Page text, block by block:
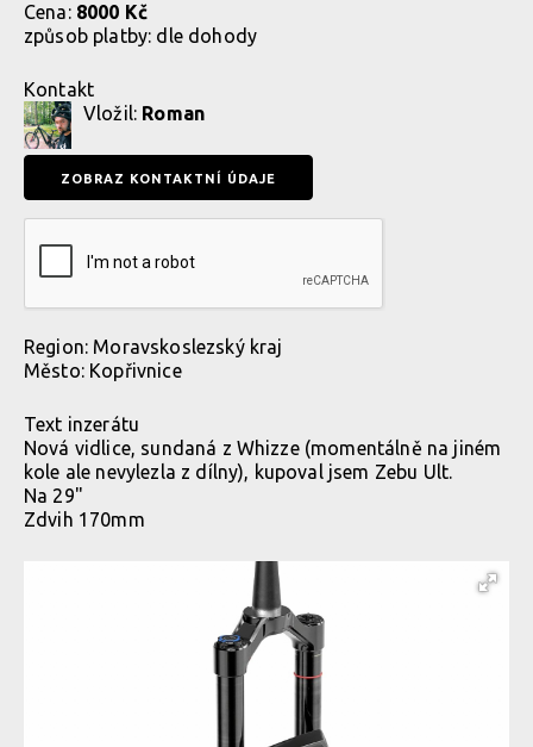
Cena: 8000 Kč
způsob platby: dle dohody
Kontakt
Vložil: Roman
Region: Moravskoslezský kraj
Město: Kopřivnice
Text inzerátu
Nová vidlice, sundaná z Whizze (momentálně na jiném
kole ale nevylezla z dílny), kupoval jsem Zebu Ult.
Na 29"
Zdvih 170mm